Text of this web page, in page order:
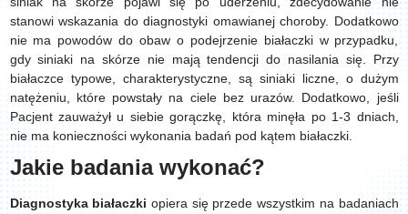
stanowi wskazania do diagnostyki omawianej choroby. Dodatkowo
nie ma powodów do obaw o podejrzenie białaczki w przypadku,
gdy siniaki na skórze nie mają tendencji do nasilania się. Przy
białaczce typowe, charakterystyczne, są siniaki liczne, o dużym
natężeniu, które powstały na ciele bez urazów. Dodatkowo, jeśli
Pacjent zauważył u siebie gorączkę, która minęła po 1-3 dniach,
nie ma konieczności wykonania badań pod kątem białaczki.
Jakie badania wykonać?
Diagnostyka białaczki opiera się przede wszystkim na badaniach